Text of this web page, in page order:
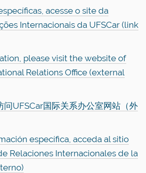
acesse o site da
Internacionais da UFSCar (link
please visit the website of
Relations Office (external
问UFSCar国际关系办公室网站（外
específica, acceda al sitio
Relaciones Internacionales de la